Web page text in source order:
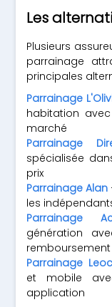
Les
Plusieurs
parrainage
principales
Parrainage
habitation
marché
Parrainage
spécialisée
prix
Parrainage Alan
les
Parrainage
génération
Parrainage
et mobile
application